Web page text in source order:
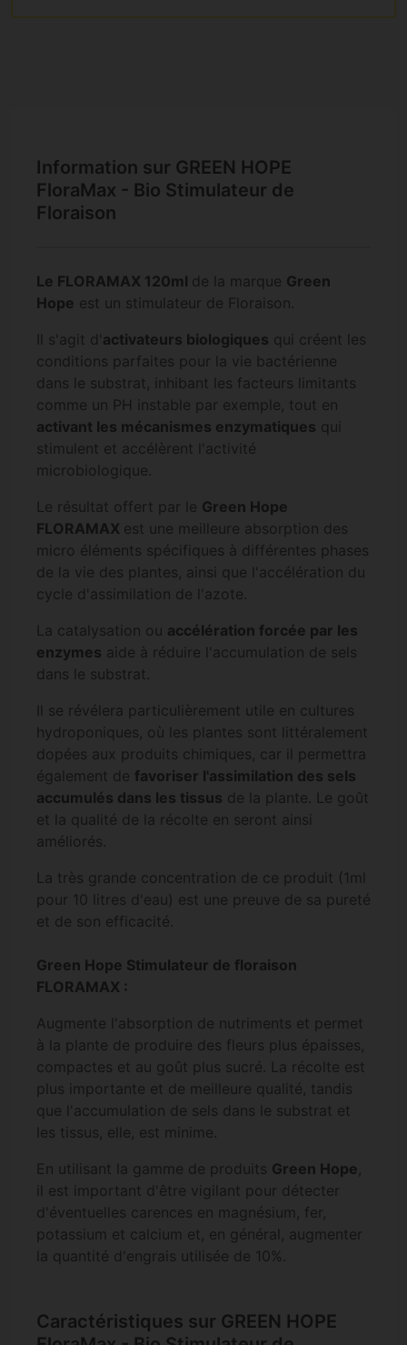
Information sur GREEN HOPE
FloraMax - Bio Stimulateur de
Floraison
Le FLORAMAX 120ml de la marque Green
Hope est un stimulateur de Floraison.
Il s'agit d' activateurs biologiques qui créent les
conditions parfaites pour la vie bactérienne
dans le substrat, inhibant les facteurs limitants
comme un PH instable par exemple, tout en
activant les mécanismes enzymatiques qui
stimulent et accélèrent l'activité
microbiologique.
Le résultat offert par le Green Hope
FLORAMAX est une meilleure absorption des
micro éléments spécifiques à différentes phases
de la vie des plantes, ainsi que l'accélération du
cycle d'assimilation de l'azote.
La catalysation ou accélération forcée par les
enzymes aide à réduire l'accumulation de sels
dans le substrat.
Il se révélera particulièrement utile en cultures
hydroponiques, où les plantes sont littéralement
dopées aux produits chimiques, car il permettra
également de favoriser l'assimilation des sels
accumulés dans les tissus de la plante. Le goût
et la qualité de la récolte en seront ainsi
améliorés.
La très grande concentration de ce produit (1ml
pour 10 litres d'eau) est une preuve de sa pureté
et de son efficacité.
Green Hope Stimulateur de floraison
FLORAMAX :
Augmente l'absorption de nutriments et permet
à la plante de produire des fleurs plus épaisses,
compactes et au goût plus sucré. La récolte est
plus importante et de meilleure qualité, tandis
que l'accumulation de sels dans le substrat et
les tissus, elle, est minime.
En utilisant la gamme de produits Green Hope,
il est important d'être vigilant pour détecter
d'éventuelles carences en magnésium, fer,
potassium et calcium et, en général, augmenter
la quantité d'engrais utilisée de 10%.
Caractéristiques sur GREEN HOPE